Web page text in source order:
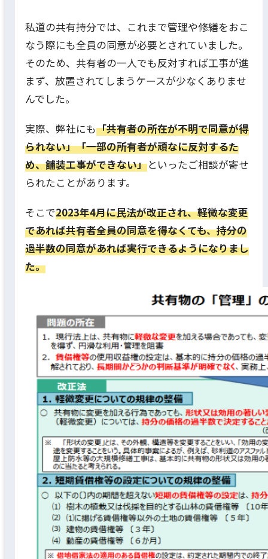
私道の共有持分では、これまで管理や修繕をおこ
なう際にも全員の同意が必要とされていました。
そのため、共有者の一人でも反対すれば工事が進
まず、放置されてしまうケースが少なくありませ
んでした。
実際、弊社にも「共有者の所在が不明で同意が得
られない」「一部の所有者が頑なに反対するた
め、舗装工事ができない」といったご相談が寄せ
られたことがあります。
そこで2023年4月に民法が改正され、軽微な変更
であれば共有者全員の同意を得なくても、持分の
過半数の同意があれば実行できるようになりまし
た。